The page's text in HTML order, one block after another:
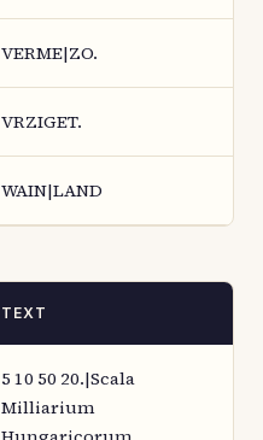
VERME|ZO.
VRZIGET.
WAIN|LAND
TEXT
5 10 50 20.|Scala
Milliarium